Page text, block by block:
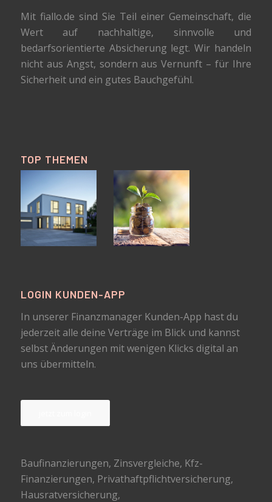
Mit fiallo.de sind Sie Teil einer Gemeinschaft, die
Wert auf nachhaltige, sinnvolle und
bedarfsorientierte Absicherung legt. Wir handeln
nicht aus Angst, sondern aus Vernunft – für Ihre
Sicherheit und ein gutes Bauchgefühl.
TOP THEMEN
LOGIN KUNDEN-APP
In unserer Finanzmanager Kunden-App hast du
jederzeit alle deine Verträge im Blick und kannst
selbst Änderungen mit wenigen Klicks digital an
uns übermitteln.
Baufinanzierungen, Zinsvergleiche, Kfz-
Finanzierungen, Privathaftpflichtversicherung,
Hausratversicherung,